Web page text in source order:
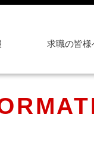
求職の皆様